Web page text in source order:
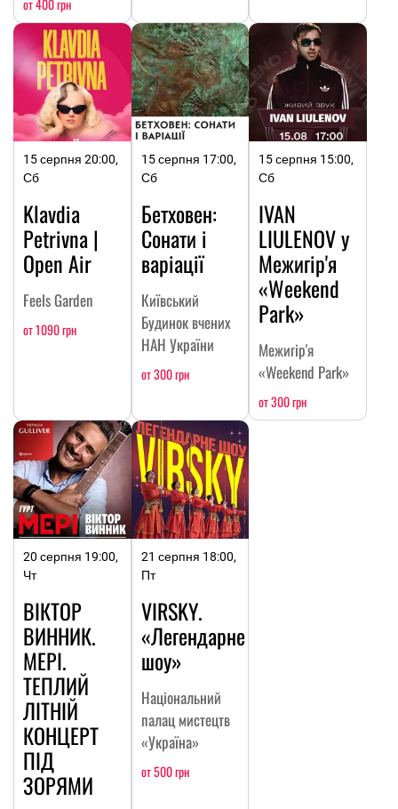
от 400 грн
15 серпня 20:00,
Сб
Klavdia
Petrivna |
Open Air
Feels Garden
от 1090 грн
15 серпня 17:00,
Сб
Бетховен:
Сонати і
варіації
Київський
Будинок вчених
НАН України
от 300 грн
15 серпня 15:00,
Сб
IVAN
LIULENOV у
Межигір'я
«Weekend
Park»
Межигір'я
«Weekend Park»
от 300 грн
20 серпня 19:00,
Чт
ВІКТОР
ВИННИК.
МЕРІ.
ТЕПЛИЙ
ЛІТНІЙ
КОНЦЕРТ
ПІД
ЗОРЯМИ
21 серпня 18:00,
Пт
VIRSKY.
«Легендарне
шоу»
Національний
палац мистецтв
«Україна»
от 500 грн